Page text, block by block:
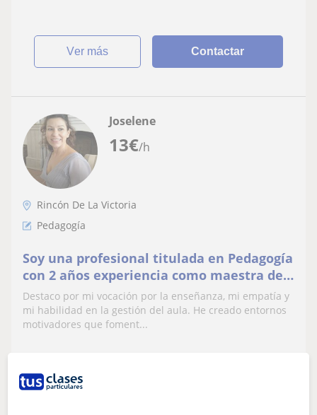
ver más Contactar
13€/h
Joselene
Rincón De La Victoria
Pedagogía
Soy una profesional titulada en Pedagogía
con 2 años experiencia como maestra de
preescolar.
Destaco por mi vocación por la enseñanza, mi empatía y
mi habilidad en la gestión del aula. He creado entornos
motivadores que foment...
ver más